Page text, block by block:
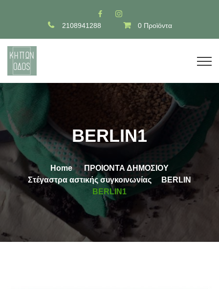
2108941288 0 Προϊόντα
BERLIN1
Home
ΠΡΟΙΟΝΤΑ ΔΗΜΟΣΙΟΥ
Στέγαστρα αστικής συγκοινωνίας
BERLIN
BERLIN1